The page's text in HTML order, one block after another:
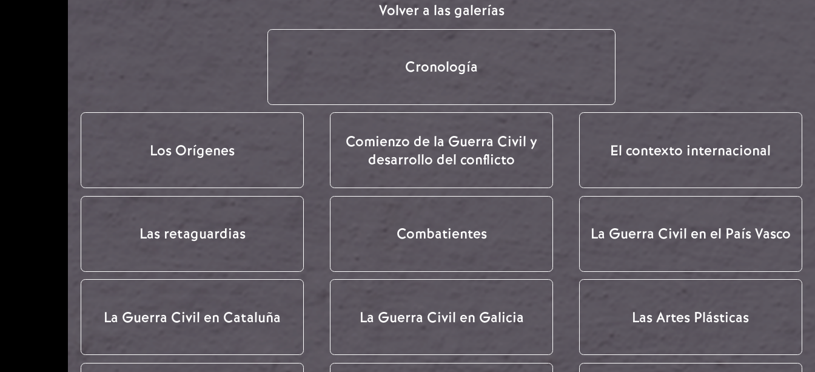
Volver a las galerías
Cronología
Los Orígenes
Comienzo de la Guerra Civil y
desarrollo del conflicto
El contexto internacional
Las retaguardias Combatientes La Guerra Civil en el País Vasco
La Guerra Civil en Cataluña La Guerra Civil en Galicia Las Artes Plásticas